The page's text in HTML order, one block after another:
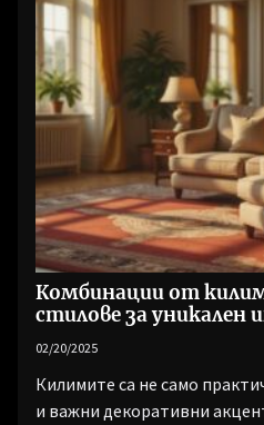
Комбинации от
стилове за уникален
02/20/2025
Килимите са не само
и важни декоративни